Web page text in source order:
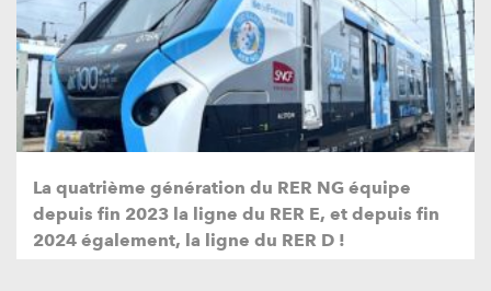
La quatrième génération du RER NG équipe
depuis fin 2023 la ligne du RER E, et depuis fin
2024 également, la ligne du RER D !